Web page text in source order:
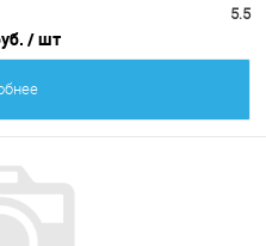
5.5
/ шт